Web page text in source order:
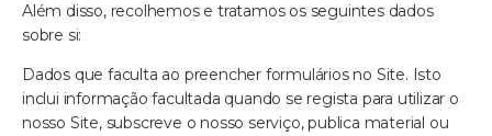
Além disso, recolhemos e tratamos os seguintes dados
sobre si:
Dados que faculta ao preencher formulários no Site. Isto
inclui informação facultada quando se regista para utilizar o
nosso Site, subscreve o nosso serviço, publica material ou